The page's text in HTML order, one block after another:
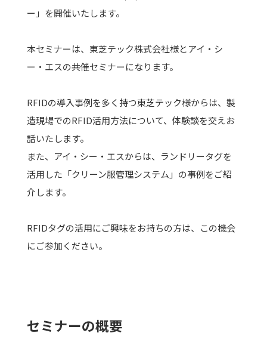
ー」を開催いたします。
本セミナーは、東芝テック株式会社様とアイ・シ
ー・エスの共催セミナーになります。
RFIDの導入事例を多く持つ東芝テック様からは、製
造現場でのRFID活用方法について、体験談を交えお
話いたします。
また、アイ・シー・エスからは、ランドリータグを
活用した「クリーン服管理システム」の事例をご紹
介します。
RFIDタグの活用にご興味をお持ちの方は、この機会
にご参加ください。
セミナーの概要